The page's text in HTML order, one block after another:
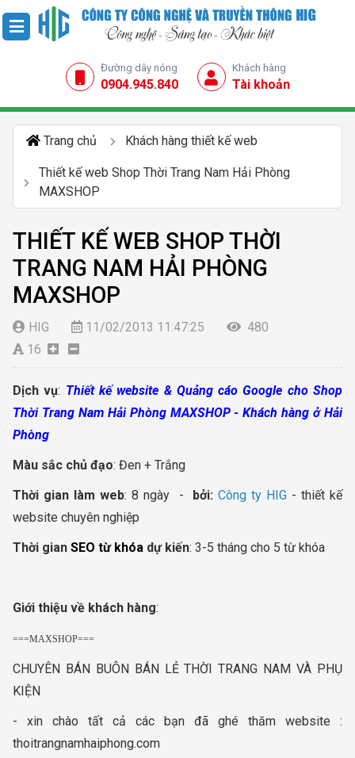
Đường dây nóng
0904.945.840
Khách hàng
Tài khoản
Trang chủ Khách hàng thiết kế web
Thiết kế web Shop Thời Trang Nam Hải Phòng
MAXSHOP
THIẾT KẾ WEB SHOP THỜI
TRANG NAM HẢI PHÒNG
MAXSHOP
HIG 11/02/2013 11:47:25
480
16
Dịch vụ: Thiết kế website & Quảng cáo Google cho Shop
Thời Trang Nam Hải Phòng MAXSHOP - Khách hàng ở Hải
Phòng
Màu sắc chủ đạo: Đen + Trắng
Thời gian làm web: 8 ngày - bởi:Công ty HIG - thiết kế
website chuyên nghiệp
Thời gian SEO từ khóa dự kiến: 3-5 tháng cho 5 từ khóa
Giới thiệu về khách hàng:
===MAXSHOP===
CHUYÊN BÁN BUÔN BÁN LẺ THỜI TRANG NAM VÀ PHỤ
KIỆN
- xin chào tất cả các bạn đã ghé thăm website :
thoitrangnamhaiphong.com